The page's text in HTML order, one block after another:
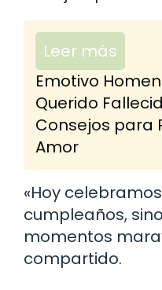
Leer más
Emotivo
Querido
Consejos para
Amor
«Hoy
cumpleaños,
momentos
compartido.